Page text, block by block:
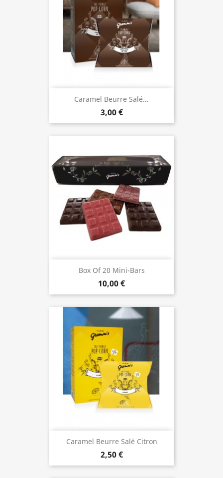
Caramel Beurre Salé...
3,00 €
Box Of 20 Mini-Bars
10,00 €
Caramel Beurre Salé Citron
2,50 €